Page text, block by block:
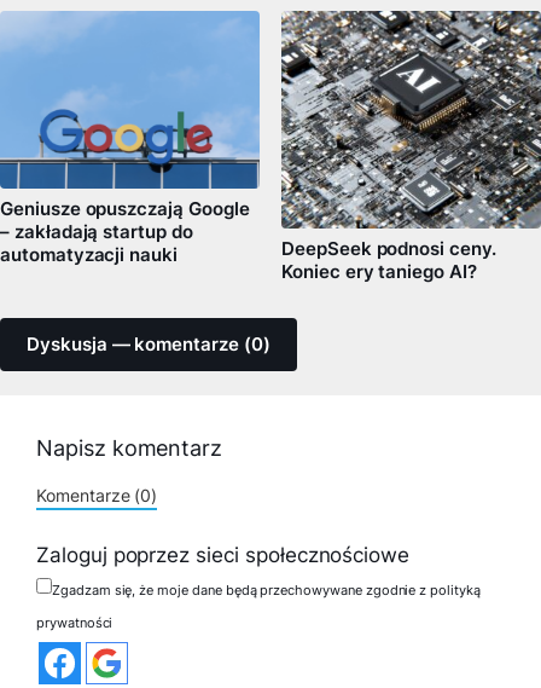
Geniusze opuszczają Google
– zakładają startup do
automatyzacji nauki
DeepSeek podnosi ceny.
Koniec ery taniego AI?
Dyskusja — komentarze (0)
Napisz komentarz
Komentarze (0)
Zaloguj poprzez sieci społecznościowe
Zgadzam się, że moje dane będą przechowywane zgodnie z polityką
prywatności